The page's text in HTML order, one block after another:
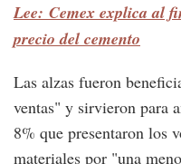
Lee: Cemex explica al
precio del cemento
Las alzas fueron
ventas" y sirvieron para
8% que presentaron los
materiales por "una